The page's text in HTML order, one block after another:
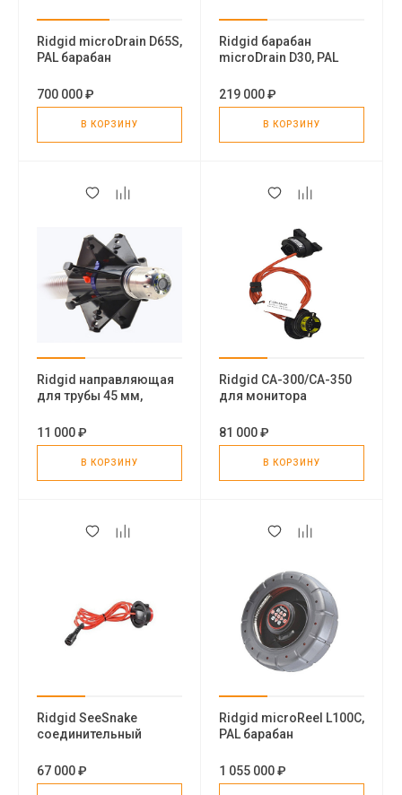
Ridgid microDrain D65S,
PAL барабан
700 000 ₽
В КОРЗИНУ
Ridgid барабан
microDrain D30, PAL
219 000 ₽
В КОРЗИНУ
Ridgid направляющая
для трубы 45 мм,
25 мм (2 в упаковке)
11 000 ₽
В КОРЗИНУ
Ridgid CA-300/CA-350
для монитора
кабель
81 000 ₽
В КОРЗИНУ
Ridgid SeeSnake
соединительный
67 000 ₽
Ridgid microReel L100C,
PAL барабан
1 055 000 ₽